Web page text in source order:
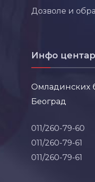
Дозволе и
Инфо центар
Омладинских
Београд
011/260-79-60
011/260-79-61
011/260-79-61